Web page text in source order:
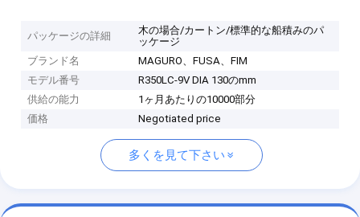
パッケージの詳細
木の場合/カートン/標準的な船積みのパ
ッケージ
ブランド名
MAGURO、FUSA、FIM
モデル番号
R350LC-9V DIA 130のmm
供給の能力
1ヶ月あたりの10000部分
価格
Negotiated price
多くを見て下さい